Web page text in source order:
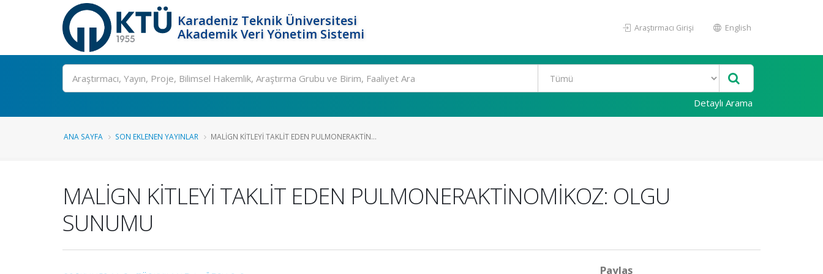
Karadeniz Teknik Üniversitesi
Akademik Veri Yönetim Sistemi
Araştırmacı Girişi English
Ara
Detaylı Arama
ANA SAYFA SON EKLENEN YAYINLAR MALİGN KİTLEYİ TAKLİT EDEN PULMONERAKTİN...
MALİGN KİTLEYİ TAKLİT EDEN PULMONERAKTİNOMİKOZ: OLGU
SUNUMU
Paylaş